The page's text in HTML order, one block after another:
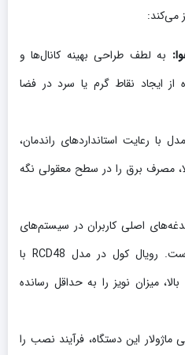
می‌کند:
به لطف طراحی بهینه کانال‌ها و
از ایجاد نقاط گرم یا سرد در فضا
با رعایت استانداردهای راندمان،
مصرف برق را در سطح معقولی نگه
اصلی کاربران در سیستم‌های
کانالی، صدای جریان هواست. رویال کول در مدل RCD48 با
میزان نویز را به حداقل رسانده
ماژولار این دستگاه، فرآیند نصب را